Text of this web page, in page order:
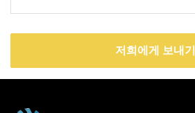
저희에게 보내기